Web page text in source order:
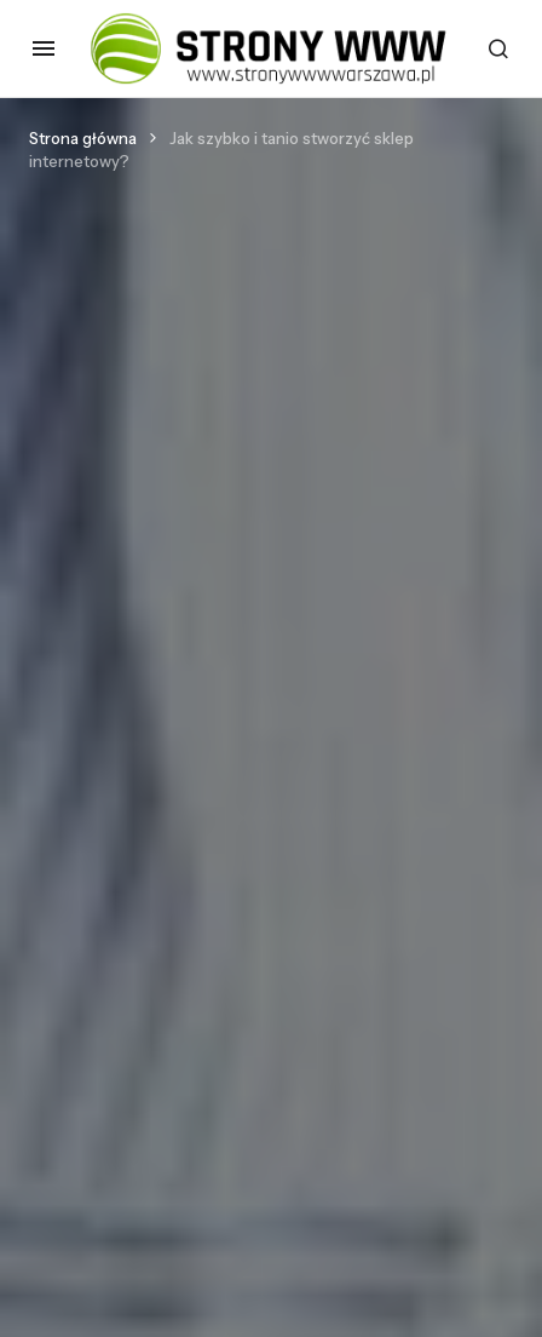
Strona główna
Jak szybko i tanio stworzyć sklep
internetowy?